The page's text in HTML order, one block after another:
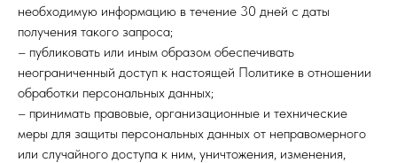
необходимую информацию в течение 30 дней с даты
получения такого запроса;
– публиковать или иным образом обеспечивать
неограниченный доступ к настоящей Политике в отношении
обработки персональных данных;
– принимать правовые, организационные и технические
меры для защиты персональных данных от неправомерного
или случайного доступа к ним, уничтожения, изменения,